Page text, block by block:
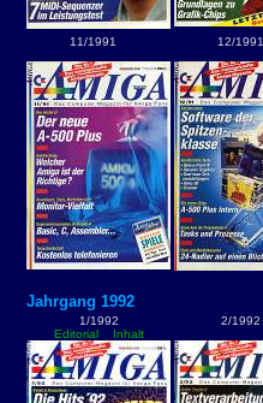
11/1991 12/1991
Jahrgang 1992
1/1992
Editorial
Inhalt
2/1992